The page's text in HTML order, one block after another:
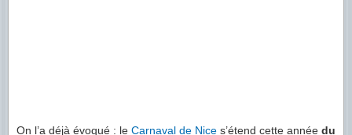
On l’a déjà évoqué : le Carnaval de Nice s’étend cette année du